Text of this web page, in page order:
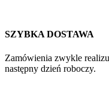
SZYBKA DOSTAWA
Zamówienia zwykle
następny dzień roboczy.